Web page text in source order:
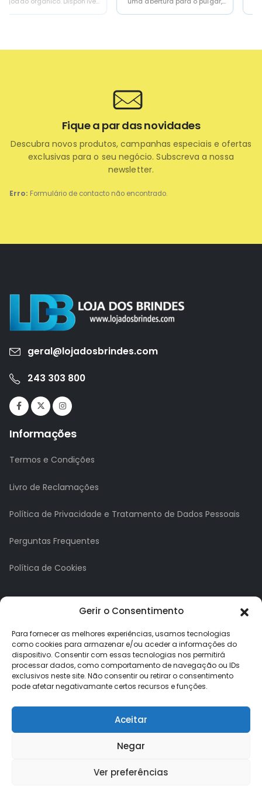
Gerir o Consentimento
Para fornecer as melhores experiências, usamos tecnologias
como cookies para armazenar e/ou aceder a informações do
dispositivo. Consentir com essas tecnologias nos permitirá
processar dados, como comportamento de navegação ou IDs
exclusivos neste site. Não consentir ou retirar o consentimento
pode afetar negativamante certos recursos e funções.
Aceitar
Negar
Ver preferências
cobrindo assim o pulso e
fleece RPET de 200g/m2,
Erro: Formulário de contacto não encontrado.
Fique a par das novidades
Descubra novos produtos, campanhas especiais e ofertas
exclusivas para o seu negócio. Subscreva a nossa
newsletter.
geral@lojadosbrindes.com
243 303 800
Informações
Termos e Condições
Livro de Reclamações
Política de Privacidade e Tratamento de Dados Pessoais
Perguntas Frequentes
Política de Cookies
A minha conta
A Minha Conta
Histórico de Pedidos
Lista de Desejos
Newsletter
Loja dos Brindes © 2026. Todos os direitos reservados.